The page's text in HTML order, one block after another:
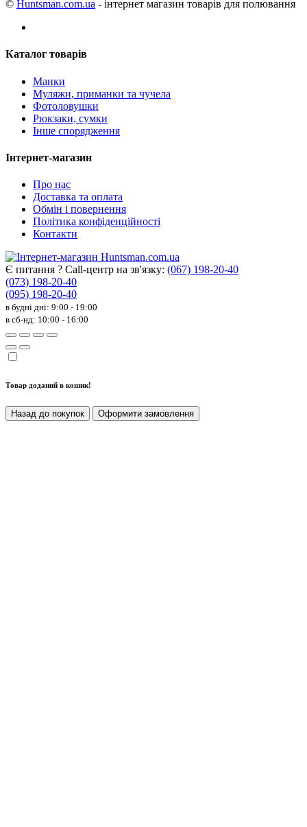
© Huntsman.com.ua - інтернет магазин товарів для полювання
Каталог товарів
Манки
Муляжи, приманки та чучела
Фотоловушки
Рюкзаки, сумки
Інше спорядження
Інтернет-магазин
Про нас
Доставка та оплата
Обмін і повернення
Політика конфіденційності
Контакти
Є питання ? Call-центр на зв'язку: (067) 198-20-40
(073) 198-20-40
(095) 198-20-40
в будні дні: 9:00 - 19:00
в сб-нд: 10:00 - 16:00
Товар доданий в кошик!
Назад до покупок Оформити замовлення